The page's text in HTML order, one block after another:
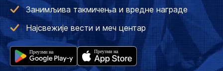
Занимљива такмичења и вредне награде
Најсвежије вести и меч центар